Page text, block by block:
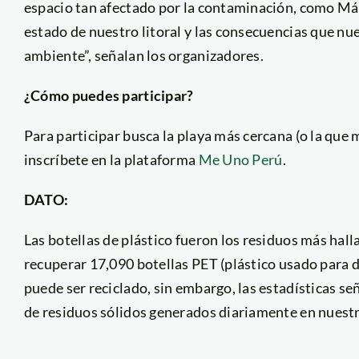
espacio tan afectado por la contaminación, como
estado de nuestro litoral y las consecuencias que
ambiente”, señalan los organizadores.
¿Cómo puedes participar?
Para participar busca la playa más cercana (o la que
inscríbete en la plataforma Me Uno Perú.
DATO:
Las botellas de plástico fueron los residuos más
recuperar 17,090 botellas PET (plástico usado para
puede ser reciclado, sin embargo, las estadísticas
de residuos sólidos generados diariamente en